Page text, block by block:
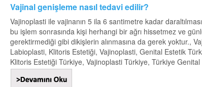
Vajinal genişleme nasıl tedavi edilir?
Vajinoplasti ile vajinanın 5 ila 6 santimetre kadar
bu işlem sonrasında kişi herhangi bir ağrı hissetmez ve
gerektirmediği gibi dikişlerin alınmasına da gerek yoktur.,
Labioplasti, Klitoris Estetiği, Vajinoplasti, Genital Estetik
Klitoris Estetiği Türkiye, Vajinoplasti Türkiye, Türkiye